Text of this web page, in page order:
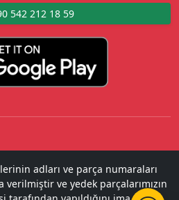
542 212 18 59
adları ve parça numaraları
verilmiştir ve yedek parçalarımızın